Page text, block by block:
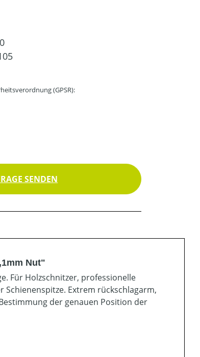
(GPSR):
SENDEN
Nut"
Für Holzschnitzer, professionelle
Extrem rückschlagarm,
der genauen Position der